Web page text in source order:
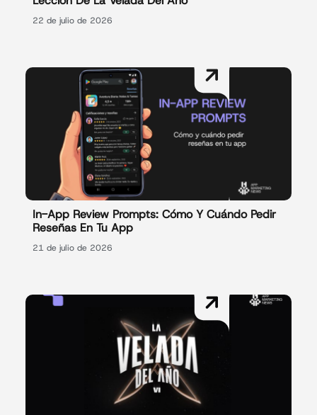
22 de julio de 2026
In-App Review Prompts: Cómo Y Cuándo Pedir
Reseñas En Tu App
21 de julio de 2026